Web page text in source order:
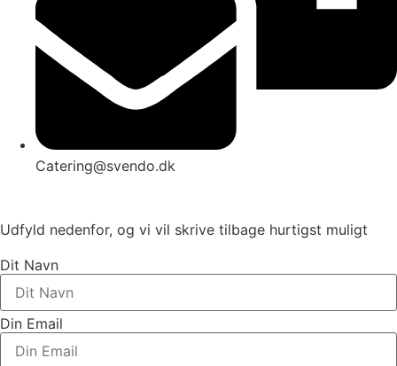
Catering@svendo.dk
Udfyld nedenfor, og vi vil skrive tilbage hurtigst muligt
Dit Navn
Din Email